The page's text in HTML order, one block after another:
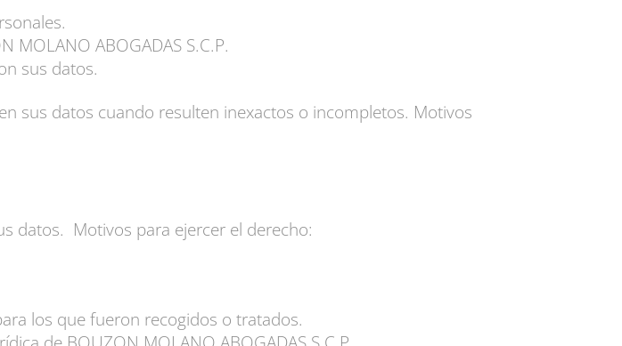
ABOGADAS S.C.P.
sus datos.
sus datos cuando resulten inexactos o incompletos. Motivos
datos. Motivos para ejercer el derecho:
los que fueron recogidos o tratados.